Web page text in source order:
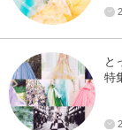
と
特